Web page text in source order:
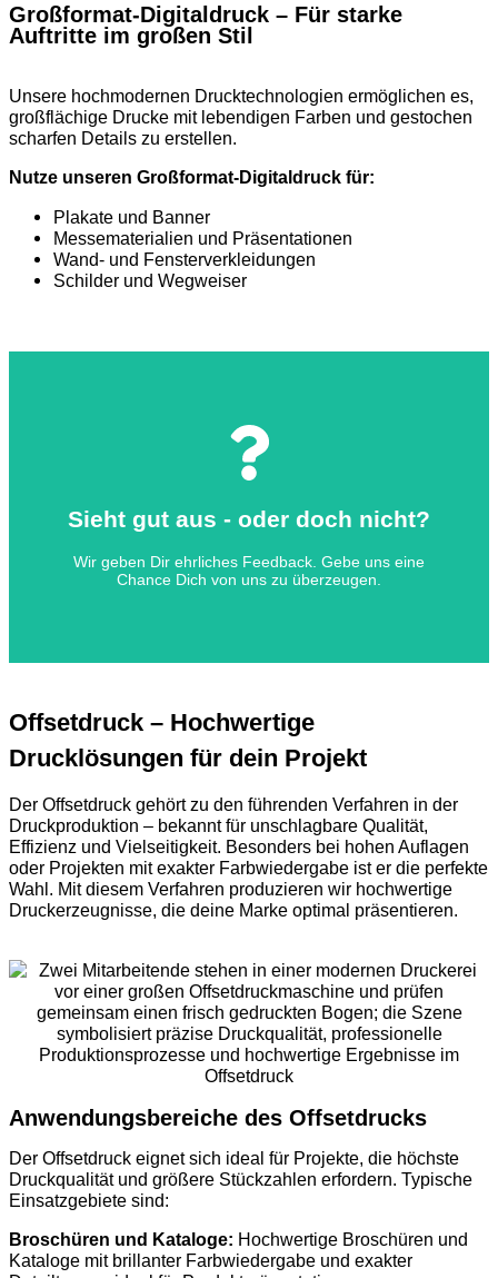
Großformat-Digitaldruck – Für starke
Auftritte im großen Stil
Unsere hochmodernen Drucktechnologien ermöglichen es,
großflächige Drucke mit lebendigen Farben und gestochen
scharfen Details zu erstellen.
Nutze unseren Großformat-Digitaldruck für:
Plakate und Banner
Messematerialien und Präsentationen
Wand- und Fensterverkleidungen
Schilder und Wegweiser
Sieht gut aus - oder doch nicht?
Wir geben Dir ehrliches Feedback. Gebe uns eine
Chance Dich von uns zu überzeugen.
Mehr Effizienz bei Deinen
Marketing-Aktivitäten mit uns an
Sag mal Hallo!
Offsetdruck – Hochwertige
Drucklösungen für dein Projekt
Der Offsetdruck gehört zu den führenden Verfahren in der
Druckproduktion – bekannt für unschlagbare Qualität,
Effizienz und Vielseitigkeit. Besonders bei hohen Auflagen
oder Projekten mit exakter Farbwiedergabe ist er die perfekte
Wahl. Mit diesem Verfahren produzieren wir hochwertige
Druckerzeugnisse, die deine Marke optimal präsentieren.
Anwendungsbereiche des Offsetdrucks
Der Offsetdruck eignet sich ideal für Projekte, die höchste
Druckqualität und größere Stückzahlen erfordern. Typische
Einsatzgebiete sind:
Broschüren und Kataloge: Hochwertige Broschüren und
Kataloge mit brillanter Farbwiedergabe und exakter